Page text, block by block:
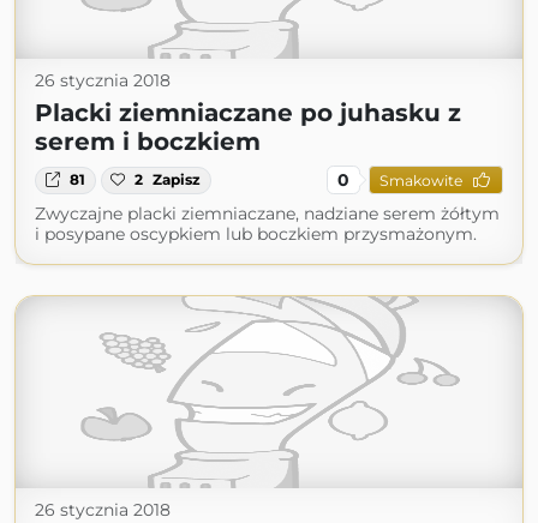
26 stycznia 2018
Placki ziemniaczane po juhasku z
serem i boczkiem
81 2 Zapisz 0 Smakowite
Zwyczajne placki ziemniaczane, nadziane serem żółtym
i posypane oscypkiem lub boczkiem przysmażonym.
26 stycznia 2018